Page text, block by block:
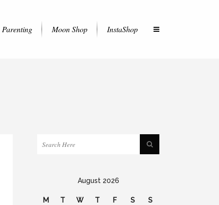
Parenting Moon Shop InstaShop
August 2026
M T W T F S
S